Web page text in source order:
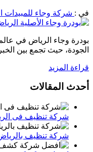
في : شركة وجاء للمبيدات
بودرة وجاء الرياض في
الجودة، حيث تجمع بين
قراءة المزيد
أحدث المقالات
شركة تنظيف فى
شركة تنظيف بالرياض 0556501701 كلــين لايــن خصم 39% تنظيف وتعقيم المنازل باحدث